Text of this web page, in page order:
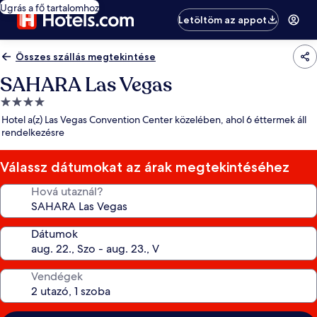
Ugrás a fő tartalomhoz
Letöltöm az appot
Összes szállás megtekintése
SAHARA Las Vegas
4.0
csillagos
szálláshely
Hotel a(z) Las Vegas Convention Center közelében, ahol 6 éttermek áll
rendelkezésre
Válassz dátumokat az árak megtekintéséhez
Hová utaznál?
Dátumok
Vendégek